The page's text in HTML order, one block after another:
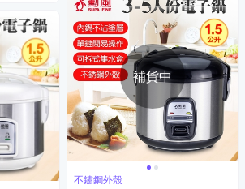
補貨中
不鏽鋼外殼